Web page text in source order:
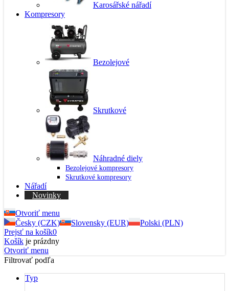
Karosářské nářadí
Kompresory
Bezolejové
Skrutkové
Náhradné diely
Bezolejové kompresory
Skrutkové kompresory
Nářadí
Novinky
Otvoriť menu
Česky (CZK)
Slovensky (EUR)
Polski (PLN)
Prejsť na košík0
Košík je prázdny
Otvoriť menu
Filtrovať podľa
Typ